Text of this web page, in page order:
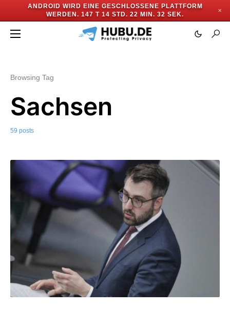
ANDROID WIRD EINE GESCHLOSSENE PLATTFORM
WERDEN. 147 T 14 STD. 22 MIN. 29 SEK.
✕
Browsing Tag
Sachsen
59 posts